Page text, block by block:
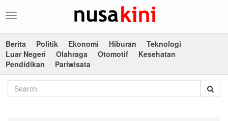
Toggle
Berita
Politik Ekonomi Hiburan
Teknologi
Luar Negeri
Olahraga Otomotif
Kesehatan
Pendidikan
Pariwisata